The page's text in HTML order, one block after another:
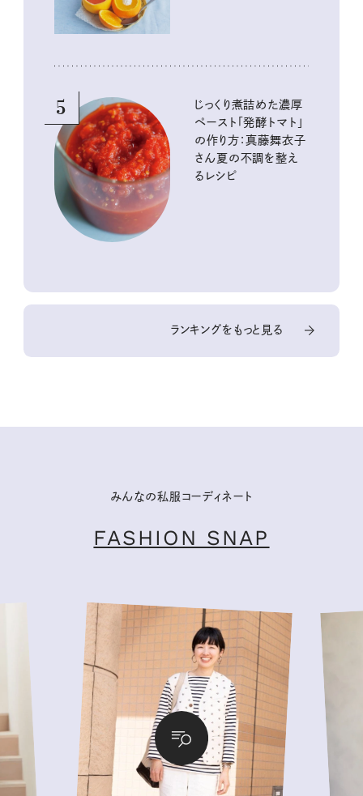
5
じっくり煮詰めた濃厚
ペースト「発酵トマト」
の作り方：真藤舞衣子
さん夏の不調を整え
るレシピ
ランキングをもっと見る
みんなの私服コーディネート
FASHION SNAP